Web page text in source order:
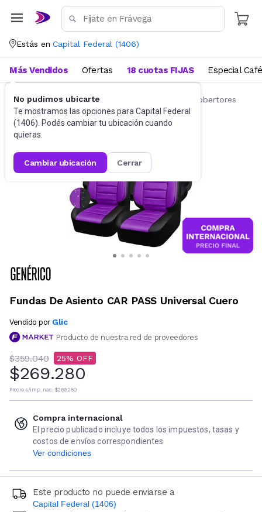
Estás en Capital Federal (1406)
No pudimos ubicarte
Te mostramos las opciones para Capital Federal
(1406). Podés cambiar tu ubicación cuando
quieras.
cambiar ubicación cerrar
Más Vendidos Ofertas 18 cuotas FIJAS Especial Café
Accesorios para autos y motos Fundas y cobertores
Fundas De Asiento CAR PASS Universal Cuero
Vendido por Glic
Producto de nuestra red de proveedores
$359.040 25
$269.280
Precio s/imp. nac. $269.280
Compra internacional
El precio publicado incluye todos los impuestos, tasas y
costos de envíos correspondientes
Ver condiciones
Este producto no puede enviarse a
Capital Federal (1406)